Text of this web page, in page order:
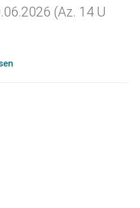
(Az. 14 U